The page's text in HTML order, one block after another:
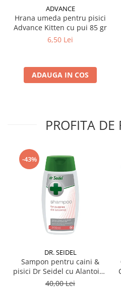
ADVANCE
Hrana umeda pentru pisici
Advance Kitten cu pui 85 gr
6,50 Lei
ADAUGA IN COS
PROFITA DE
-43%
DR. SEIDEL
Sampon pentru caini &
pisici Dr Seidel cu Alantoina
220 ml
40,00 Lei